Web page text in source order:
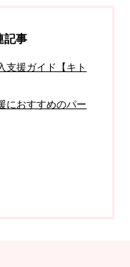
記事
支援ガイド【キト
におすすめのパー